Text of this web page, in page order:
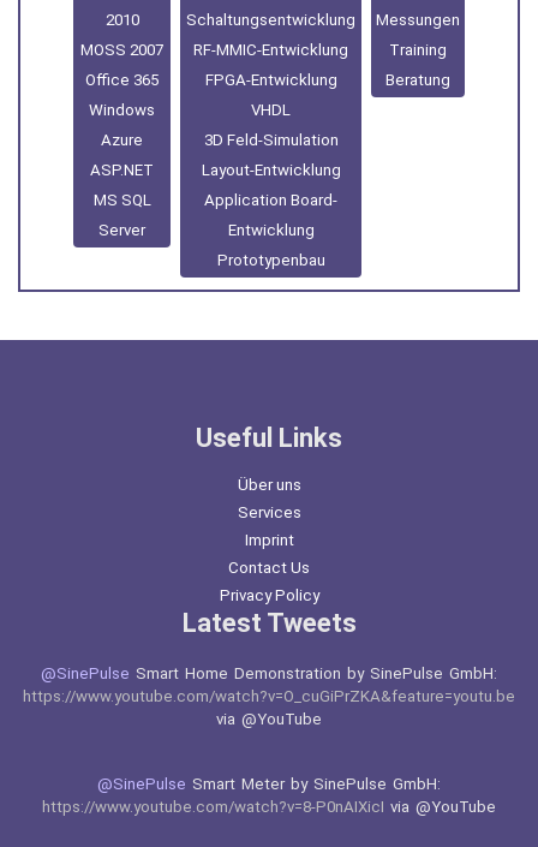
2010
MOSS 2007
Office 365
Windows
Azure
ASP.NET
MS SQL
Server
Schaltungsentwicklung
RF-MMIC-Entwicklung
FPGA-Entwicklung
VHDL
3D Feld-Simulation
Layout-Entwicklung
Application Board-
Entwicklung
Prototypenbau
Messungen
Training
Beratung
Useful Links
Über uns
Services
Imprint
Contact Us
Privacy Policy
Latest Tweets
@SinePulse Smart Home Demonstration by SinePulse GmbH:
https://www.youtube.com/watch?v=O_cuGiPrZKA&feature=youtu.be
via @YouTube
@SinePulse Smart Meter by SinePulse GmbH:
https://www.youtube.com/watch?v=8-P0nAIXicI via @YouTube